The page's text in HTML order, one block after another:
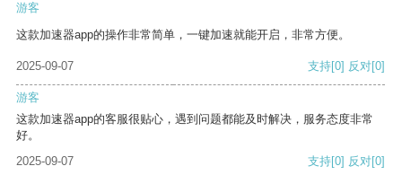
游客
这款加速器app的操作非常简单，一键加速就能开启，非常方便。
2025-09-07 支持[0] 反对[0]
游客
这款加速器app的客服很贴心，遇到问题都能及时解决，服务态度非常
好。
2025-09-07
支持[0] 反对[0]